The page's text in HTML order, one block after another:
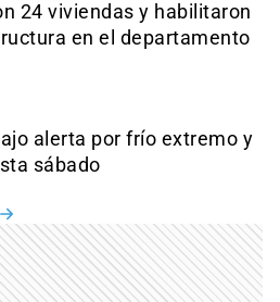
24 viviendas y habilitaron
en el departamento
alerta por frío extremo y
sábado